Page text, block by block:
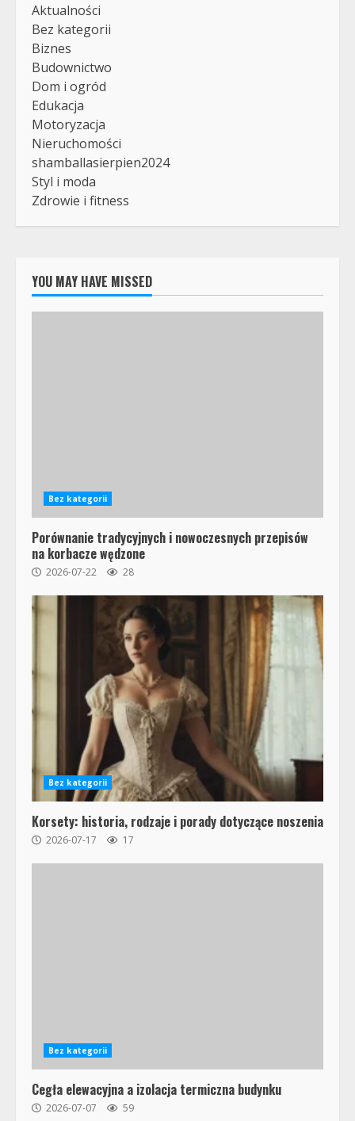
Aktualności
Bez kategorii
Biznes
Budownictwo
Dom i ogród
Edukacja
Motoryzacja
Nieruchomości
shamballasierpien2024
Styl i moda
Zdrowie i fitness
YOU MAY HAVE MISSED
Bez kategorii
Porównanie tradycyjnych i nowoczesnych przepisów
na korbacze wędzone
2026-07-22 28
Bez kategorii
Korsety: historia, rodzaje i porady dotyczące noszenia
2026-07-17 17
Bez kategorii
Cegła elewacyjna a izolacja termiczna budynku
2026-07-07 59